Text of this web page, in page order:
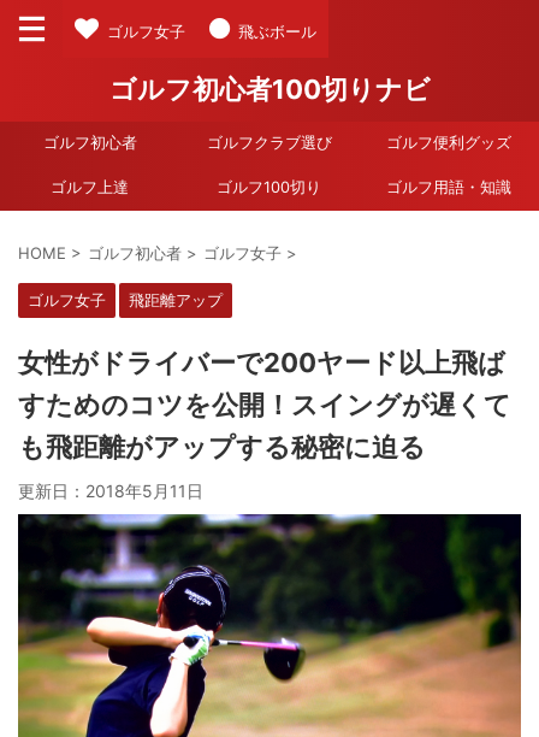
ゴルフ女子 飛ぶボール
ゴルフ初心者100切りナビ
ゴルフ初心者 ゴルフクラブ選び ゴルフ便利グッズ
ゴルフ上達 ゴルフ100切り ゴルフ用語・知識
HOME > ゴルフ初心者 > ゴルフ女子 >
ゴルフ女子 飛距離アップ
女性がドライバーで200ヤード以上飛ば
すためのコツを公開！スイングが遅くて
も飛距離がアップする秘密に迫る
更新日： 2018年5月11日